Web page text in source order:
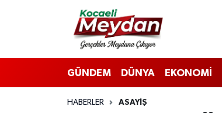
GÜNDEM DÜNYA EKONOMİ
HABERLER ASAYIŞ
Nöbetçi Eczaneler
Hava Durumu
Trafik Durumu